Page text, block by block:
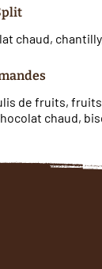
chaud,
de fruits,